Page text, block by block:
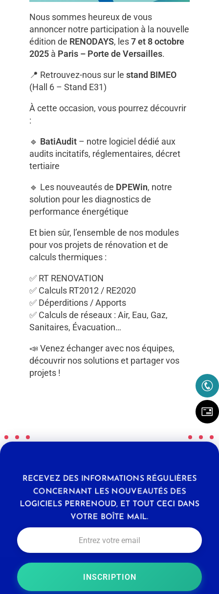
Nous sommes heureux de vous
annoncer notre participation à la nouvelle
édition de RENODAYS, les7 et 8 octobre
2025 à Paris – Porte de Versailles.
📍 Retrouvez-nous sur le stand BIMEO
(Hall 6 – Stand E31)
À cette occasion, vous pourrez découvrir
:
🔹 BatiAudit – notre logiciel dédié aux
audits incitatifs, réglementaires, décret
tertiaire
🔹 Les nouveautés de DPEWin, notre
solution pour les diagnostics de
performance énergétique
Et bien sûr, l’ensemble de nos modules
pour vos projets de rénovation et de
calculs thermiques :
✅ RT RENOVATION
✅ Calculs RT2012 / RE2020
✅ Déperditions / Apports
✅ Calculs de réseaux : Air, Eau, Gaz,
Sanitaires, Évacuation…
📣 Venez échanger avec nos équipes,
découvrir nos solutions et partager vos
projets !
RECEVEZ DES INFORMATIONS RÉGULIÈRES
CONCERNANT LES NOUVEAUTÉS DES
LOGICIELS PERRENOUD, ET TOUT CECI DANS
VOTRE BOÎTE MAIL.
INSCRIPTION